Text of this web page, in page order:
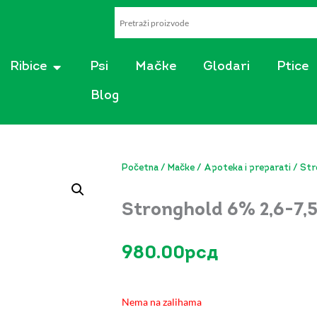
AKVARISTIKA
Ribice OPEN RIBICE
Psi Mačke Glodari Ptice
Blog
Početna / Mačke / Apoteka i preparati /
Stronghold 6% 2,6-
980.00рсд
Nema na zalihama